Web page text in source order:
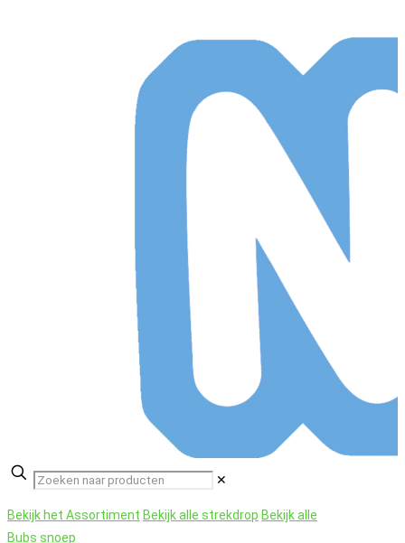
✕
Bekijk het Assortiment Bekijk alle strekdrop Bekijk alle
Bubs snoep